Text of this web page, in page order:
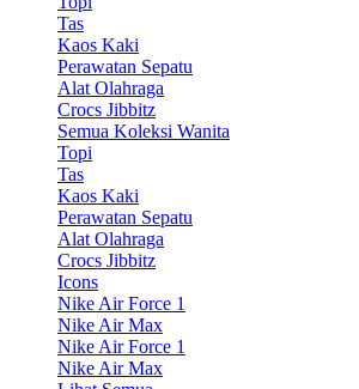
Tas
Kaos Kaki
Perawatan Sepatu
Alat Olahraga
Crocs Jibbitz
Semua Koleksi Wanita
Topi
Tas
Kaos Kaki
Perawatan Sepatu
Alat Olahraga
Crocs Jibbitz
Icons
Nike Air Force 1
Nike Air Max
Nike Air Force 1
Nike Air Max